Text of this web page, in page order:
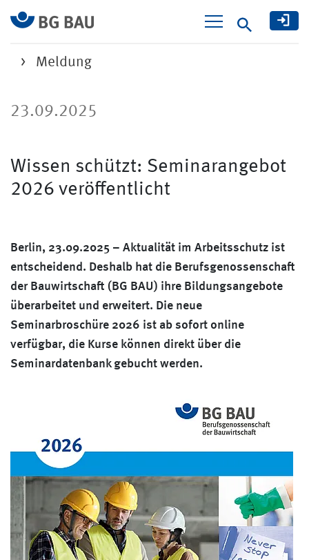
Suche
Meldung
23.09.2025
Wissen schützt: Seminarangebot
2026 veröffentlicht
Berlin, 23.09.2025 – Aktualität im Arbeitsschutz ist
entscheidend. Deshalb hat die Berufsgenossenschaft
der Bauwirtschaft (BG BAU) ihre Bildungsangebote
überarbeitet und erweitert. Die neue
Seminarbroschüre 2026 ist ab sofort online
verfügbar, die Kurse können direkt über die
Seminardatenbank gebucht werden.